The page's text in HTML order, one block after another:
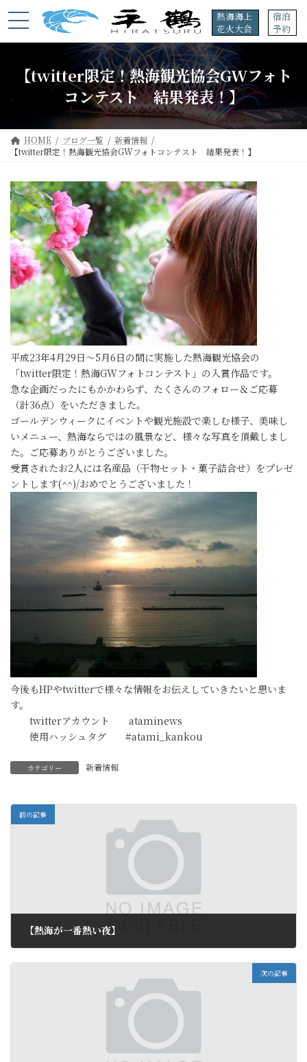
ン
プ
ビ
動
熱海海上
花火大会
宿泊
予約
【twitter限定！熱海観光協会GWフォト
コンテスト 結果発表！】
HOME ブログ一覧
新着情報
【twitter限定！熱海観光協会GWフォトコンテスト 結果発表！】
平成23年4月29日～5月6日の間に実施した熱海観光協会の
「twitter限定！熱海GWフォトコンテスト」の入賞作品です。
急な企画だったにもかかわらず、たくさんのフォロー＆ご応募
（計36点）をいただきました。
ゴールデンウィークにイベントや観光施設で楽しむ様子、美味し
いメニュー、熱海ならではの風景など、様々な写真を頂戴しまし
た。ご応募ありがとうございました。
受賞されたお2人には名産品（干物セット・菓子詰合せ）をプレゼ
ントします(^^)/おめでとうございました！
今後もHPやtwitterで様々な情報をお伝えしていきたいと思いま
す。
twitterアカウント ataminews
使用ハッシュタグ #atami_kankou
カテゴリー 新着情報
前の記事
【熱海が一番熱い夜】
次の記事